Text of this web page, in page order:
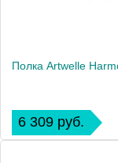
Полка Artwelle
6 309 руб.